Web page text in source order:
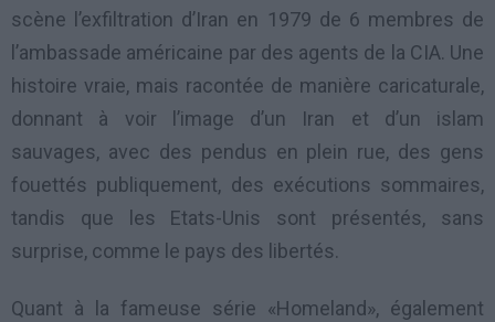
scène l’exfiltration d’Iran en 1979 de 6 membres de
l’ambassade américaine par des agents de la CIA. Une
histoire vraie, mais racontée de manière caricaturale,
donnant à voir l’image d’un Iran et d’un islam
sauvages, avec des pendus en plein rue, des gens
fouettés publiquement, des exécutions sommaires,
tandis que les Etats-Unis sont présentés, sans
surprise, comme le pays des libertés.
Quant à la fameuse série «Homeland», également